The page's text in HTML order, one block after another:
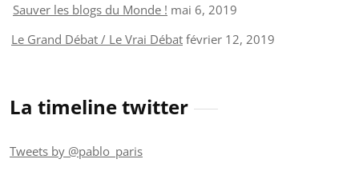
Sauver les blogs du Monde ! mai 6, 2019
Le Grand Débat / Le Vrai Débat février 12, 2019
La timeline twitter
Tweets by @pablo_paris